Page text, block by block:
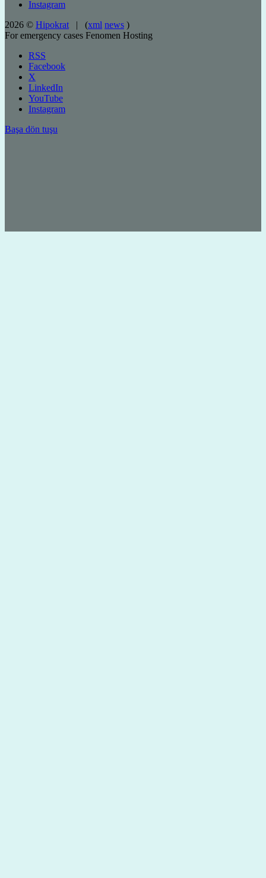
Instagram
2026 © Hipokrat | (xml news )
For emergency cases Fenomen Hosting
RSS
Facebook
X
LinkedIn
YouTube
Instagram
Başa dön tuşu